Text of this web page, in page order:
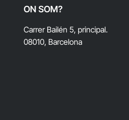
ON SOM?
Carrer Bailén 5, principal.
08010, Barcelona